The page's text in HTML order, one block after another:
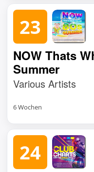
23
NOW Thats
Summer
Various Artists
6 Wochen
24